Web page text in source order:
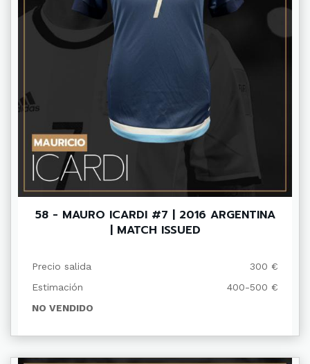
58 - MAURO ICARDI #7 | 2016 ARGENTINA
| MATCH ISSUED
Precio salida
300 €
Estimación
400-500 €
NO VENDIDO